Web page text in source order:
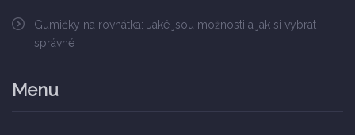
Gumičky na rovnátka: Jaké jsou možnosti a jak si vybrat
správné
Menu